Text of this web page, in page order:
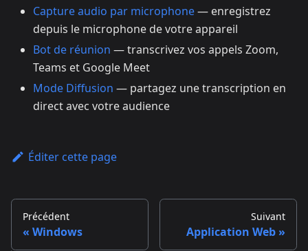
Capture audio par microphone— enregistrez
depuis le microphone de votre appareil
Bot de réunion — transcrivez vos appels Zoom,
Teams et Google Meet
Mode Diffusion — partagez une transcription en
direct avec votre audience
Éditer cette page
Précédent
Windows
Suivant
Application Web